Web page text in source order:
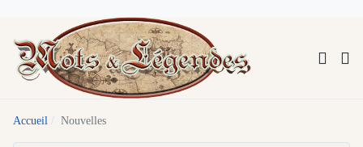
Accueil Nouvelles